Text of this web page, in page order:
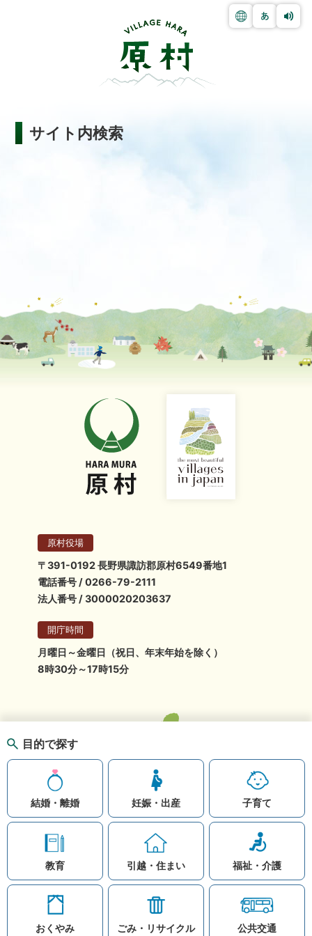
サイト内検索
目的で探す
結婚・離婚 妊娠・出産 子育て
教育 引越・住まい 福祉・介護
おくやみ ごみ・リサイクル 公共交通
原村役場
〒391-0192 長野県諏訪郡原村6549番地1
電話番号 / 0266-79-2111
法人番号 / 3000020203637
開庁時間
月曜日～金曜日（祝日、年末年始を除く）
8時30分～17時15分